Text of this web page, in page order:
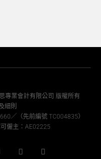
專業會計有限公司 版權所有
細則
／（先前編號 TC004835）
僱主：AE02225